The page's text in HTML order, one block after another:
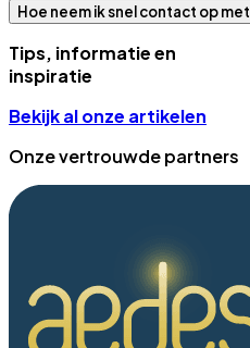
Hoe neem ik snel contact op met
Tips, informatie en
inspiratie
Bekijk al onze artikelen
Onze vertrouwde partners